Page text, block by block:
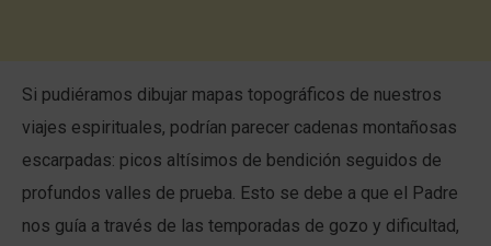
Si pudiéramos dibujar mapas topográficos de nuestros
viajes espirituales, podrían parecer cadenas montañosas
escarpadas: picos altísimos de bendición seguidos de
profundos valles de prueba. Esto se debe a que el Padre
nos guía a través de las temporadas de gozo y dificultad,